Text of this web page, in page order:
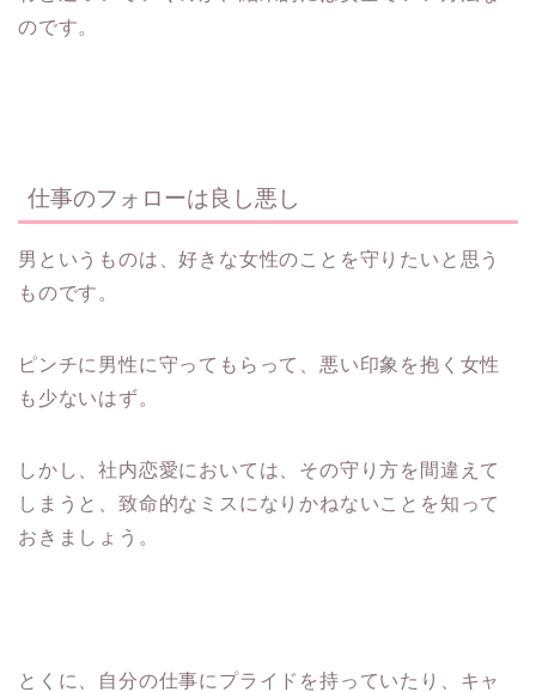
のです。
仕事のフォローは良し悪し
男というものは、好きな女性のことを守りたいと思う
ものです。
ピンチに男性に守ってもらって、悪い印象を抱く女性
も少ないはず。
しかし、社内恋愛においては、その守り方を間違えて
しまうと、致命的なミスになりかねないことを知って
おきましょう。
とくに、自分の仕事にプライドを持っていたり、キャ